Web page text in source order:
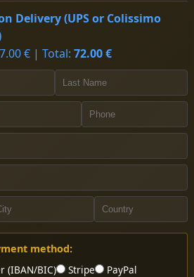
Delivery (UPS or Colissimo
€ | Total: 72.00 €
method:
(IBAN/BIC)
Stripe PayPal